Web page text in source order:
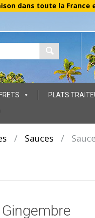
dans toute la France
PLATS
/ Sauces /